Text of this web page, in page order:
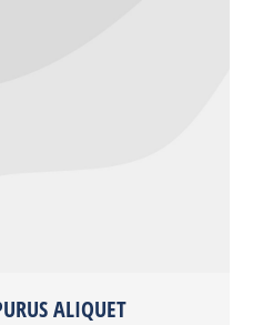
ALIQUET